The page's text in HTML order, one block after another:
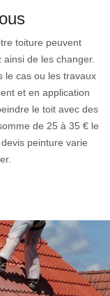
toiture peuvent
de les changer.
le cas ou les travaux
et en application
le toit avec des
de 25 à 35 € le
peinture varie